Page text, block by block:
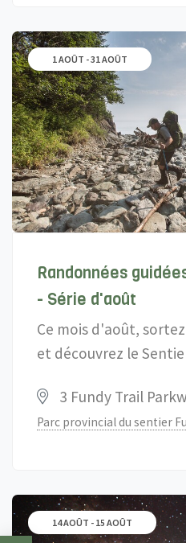
1 AOÛT - 31 AOÛT
Randonnées
- Série d'août
Ce mois d'août,
et découvrez le
3 Fundy Trail
Parc provincial du sentier
14 AOÛT - 15 AOÛT